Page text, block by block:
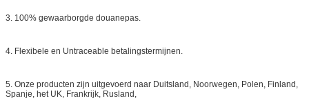
3. 100% gewaarborgde douanepas.
4. Flexibele en Untraceable betalingstermijnen.
5. Onze producten zijn uitgevoerd naar Duitsland, Noorwegen, Polen, Finland,
Spanje, het UK, Frankrijk, Rusland,